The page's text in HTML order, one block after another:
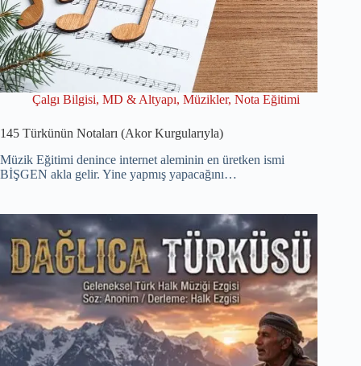
Çalgı Bilgisi, MD & Altyapı, Müzikler, Nota Eğitimi
145 Türkünün Notaları (Akor Kurgularıyla)
Müzik Eğitimi denince internet aleminin en üretken ismi
BİŞGEN akla gelir. Yine yapmış yapacağını…